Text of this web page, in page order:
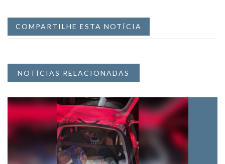
COMPARTILHE ESTA NOTÍCIA
NOTÍCIAS RELACIONADAS